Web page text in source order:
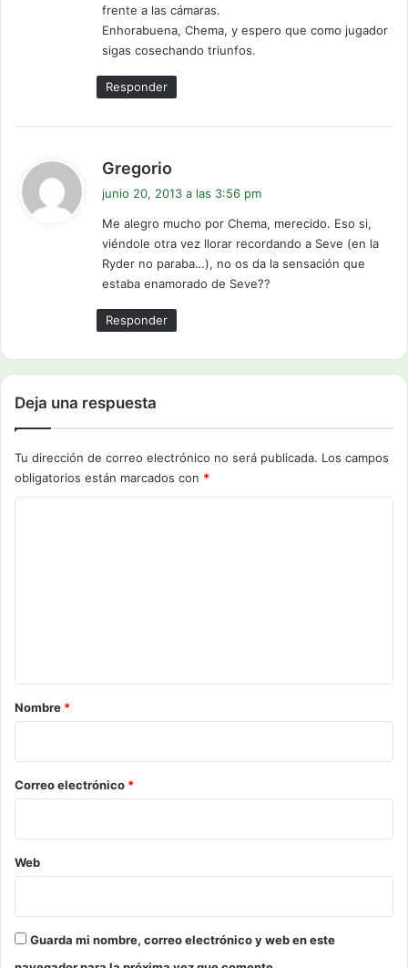
frente a las cámaras.
Enhorabuena, Chema, y espero que como jugador
sigas cosechando triunfos.
Responder
Gregorio
i
e
:
junio 20, 2013 a las 3:56 pm
Me alegro mucho por Chema, merecido. Eso si,
viéndole otra vez llorar recordando a Seve (en la
Ryder no paraba…), no os da la sensación que
estaba enamorado de Seve??
Responder
Deja una respuesta
Tu dirección de correo electrónico no será publicada. Los campos
obligatorios están marcados con *
r
o
*
Nombre *
Correo electrónico *
Web
Guarda mi nombre, correo electrónico y web en este